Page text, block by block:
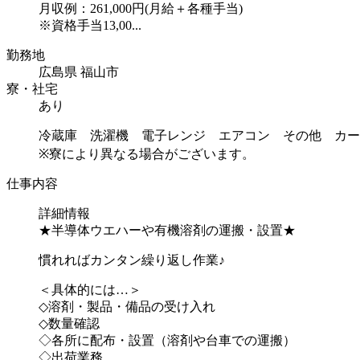
月収例：261,000円(月給＋各種手当)
※資格手当13,00...
勤務地
広島県 福山市
寮・社宅
あり
冷蔵庫 洗濯機 電子レンジ エアコン その他 カー
※寮により異なる場合がございます。
仕事内容
詳細情報
★半導体ウエハーや有機溶剤の運搬・設置★
慣れればカンタン繰り返し作業♪
＜具体的には…＞
◇溶剤・製品・備品の受け入れ
◇数量確認
◇各所に配布・設置（溶剤や台車での運搬）
◇出荷業務